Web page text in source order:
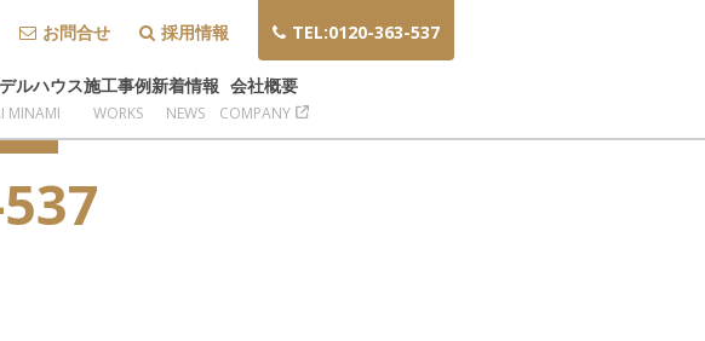
お問合せ 採用情報 TEL:0120-363-537
ルハウス
MINAMI
施工事例
WORKS
新着情報
NEWS
会社概要
COMPANY